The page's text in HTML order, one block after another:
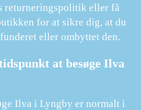
returneringspolitik eller få
for at sikre dig, at du
eller ombyttet den.
at besøge Ilva
Ilva i Lyngby er normalt i